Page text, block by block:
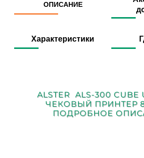
ОПИСАНИЕ
Характеристики
ALSTER ALS-300 CUBE
ЧЕКОВЫЙ ПРИНТЕР
ПОДРОБНОЕ